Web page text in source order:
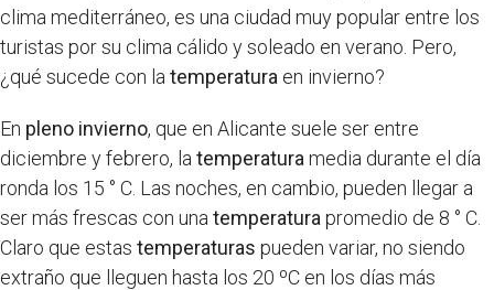
clima mediterráneo, es una ciudad muy popular entre los
turistas por su clima cálido y soleado en verano. Pero,
¿qué sucede con la temperatura en invierno?
En pleno invierno, que en Alicante suele ser entre
diciembre y febrero, la temperatura media durante el día
ronda los 15 ° C. Las noches, en cambio, pueden llegar a
ser más frescas con una temperatura promedio de 8 ° C.
Claro que estas temperaturas pueden variar, no siendo
extraño que lleguen hasta los 20 ºC en los días más